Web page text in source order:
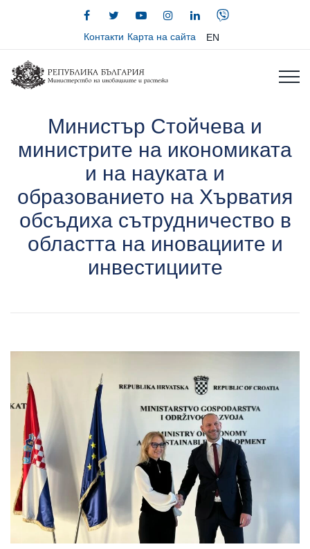
Контакти Карта на сайта EN
Министър Стойчева и
министрите на икономиката
и на науката и
образованието на Хърватия
обсъдиха сътрудничество в
областта на иновациите и
инвестициите